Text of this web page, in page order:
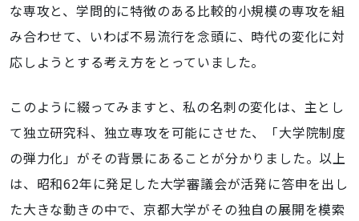
な専攻と、学問的に特徴のある比較的小規模の専攻を組
み合わせて、いわば不易流行を念頭に、時代の変化に対
応しようとする考え方をとっていました。
このように綴ってみますと、私の名刺の変化は、主とし
て独立研究科、独立専攻を可能にさせた、「大学院制度
の弾力化」がその背景にあることが分かりました。以上
は、昭和62年に発足した大学審議会が活発に答申を出し
た大きな動きの中で、京都大学がその独自の展開を模索